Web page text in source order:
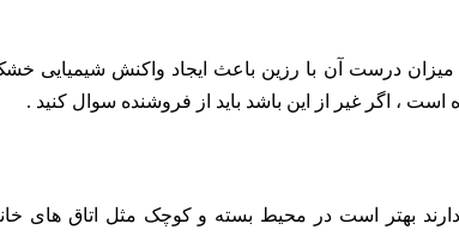
درست آن با رزین باعث ایجاد واکنش شیمیایی
، اگر غیر از این باشد باید از فروشنده سوال کنید .
دارند بهتر است در محیط بسته و کوچک مثل اتاق های